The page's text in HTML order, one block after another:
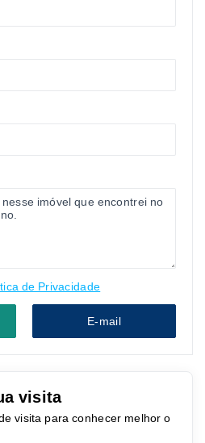
de Privacidade
E-mail
visita
visita para conhecer melhor o